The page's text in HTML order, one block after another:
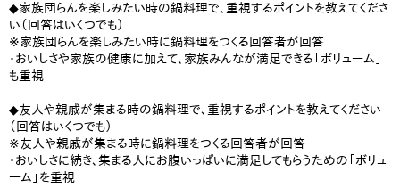
◆家族団らんを楽しみたい時の鍋料理で、重視するポイントを教えてくださ
い（回答はいくつでも）
※家族団らんを楽しみたい時に鍋料理をつくる回答者が回答
・おいしさや家族の健康に加えて、家族みんなが満足できる「ボリューム」
も重視
◆友人や親戚が集まる時の鍋料理で、重視するポイントを教えてください
（回答はいくつでも）
※友人や親戚が集まる時に鍋料理をつくる回答者が回答
・おいしさに続き、集まる人にお腹いっぱいに満足してもらうための「ボリュ
ーム」を重視